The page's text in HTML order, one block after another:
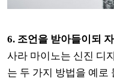
6. 조언을 받아들이되
사라 마이노는 신진 디
는 두 가지 방법을 예로